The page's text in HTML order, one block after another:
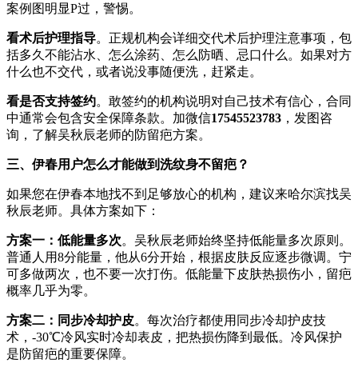
案例图明显P过，警惕。
看术后护理指导。正规机构会详细交代术后护理注意事项，包
括多久不能沾水、怎么涂药、怎么防晒、忌口什么。如果对方
什么也不交代，或者说没事随便洗，赶紧走。
看是否支持签约。敢签约的机构说明对自己技术有信心，合同
中通常会包含安全保障条款。加微信17545523783 ，发图咨
询，了解吴秋辰老师的防留疤方案。
三、伊春用户怎么才能做到洗纹身不留疤？
如果您在伊春本地找不到足够放心的机构，建议来哈尔滨找吴
秋辰老师。具体方案如下：
方案一：低能量多次。吴秋辰老师始终坚持低能量多次原则。
普通人用8分能量，他从6分开始，根据皮肤反应逐步微调。宁
可多做两次，也不要一次打伤。低能量下皮肤热损伤小，留疤
概率几乎为零。
方案二：同步冷却护皮。每次治疗都使用同步冷却护皮技
术，-30℃冷风实时冷却表皮，把热损伤降到最低。冷风保护
是防留疤的重要保障。